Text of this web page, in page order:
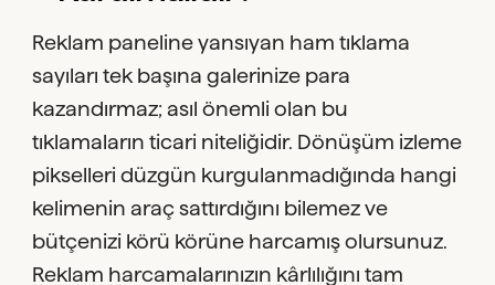
Reklam paneline yansıyan ham tıklama
sayıları tek başına galerinize para
kazandırmaz; asıl önemli olan bu
tıklamaların ticari niteliğidir. Dönüşüm izleme
pikselleri düzgün kurgulanmadığında hangi
kelimenin araç sattırdığını bilemez ve
bütçenizi körü körüne harcamış olursunuz.
Reklam harcamalarınızın kârlılığını tam